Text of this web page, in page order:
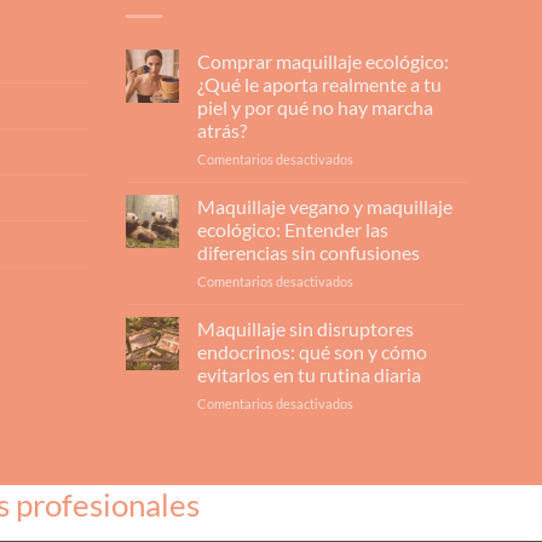
Comprar maquillaje ecológico:
¿Qué le aporta realmente a tu
piel y por qué no hay marcha
atrás?
Comentarios desactivadosen
ecológico:
¿Qué
le
aporta
tu
piel
y
por
marcha
Maquillaje vegano y maquillaje
ecológico: Entender las
diferencias sin confusiones
Comentarios desactivadosen
vegano
y
maquillaje
ecológico:
Entender
confusiones
Maquillaje sin disruptores
endocrinos: qué son y cómo
evitarlos en tu rutina diaria
Comentarios desactivadosen
endocrinos:
profesionales